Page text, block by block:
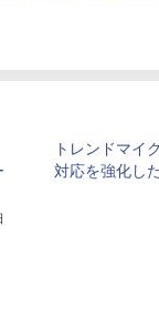
トレンドマイ
対応を強化し